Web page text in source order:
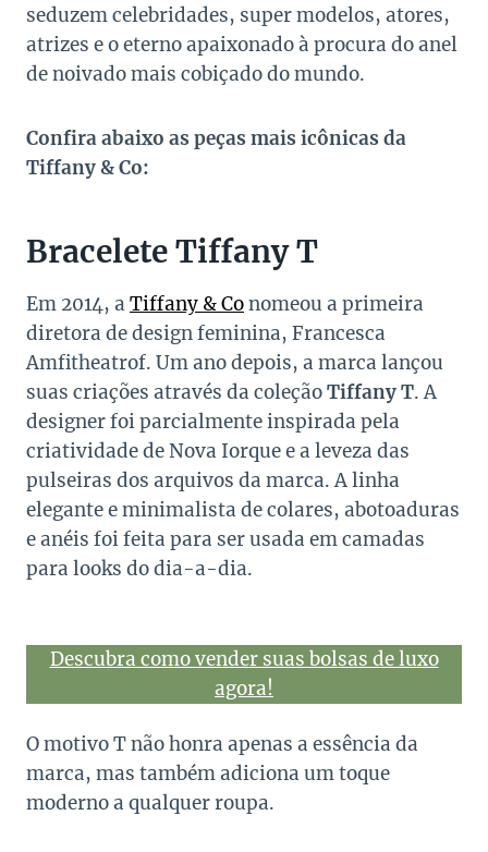
seduzem celebridades, super modelos, atores,
atrizes e o eterno apaixonado à procura do anel
de noivado mais cobiçado do mundo.
Confira abaixo as peças mais icônicas da
Tiffany & Co:
Bracelete Tiffany T
Em 2014, a Tiffany & Conomeou a primeira
diretora de design feminina, Francesca
Amfitheatrof. Um ano depois, a marca lançou
suas criações através da coleçãoTiffany T. A
designer foi parcialmente inspirada pela
criatividade de Nova Iorque e a leveza das
pulseiras dos arquivos da marca. A linha
elegante e minimalista de colares, abotoaduras
e anéis foi feita para ser usada em camadas
para looks do dia-a-dia.
Descubra como vender suas bolsas de luxo
agora!
O motivo T não honra apenas a essência da
marca, mas também adiciona um toque
moderno a qualquer roupa.